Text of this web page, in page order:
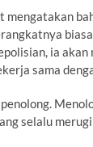
mengatakan
ia
sama
selalu